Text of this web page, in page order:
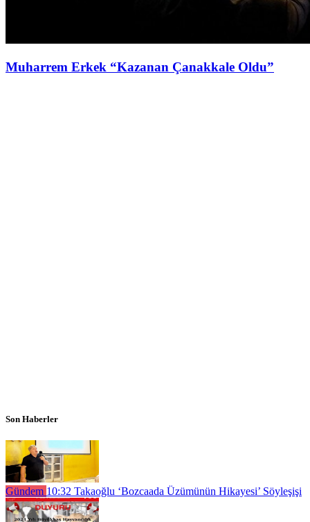
Muharrem Erkek “Kazanan Çanakkale Oldu”
Son Haberler
Gündem 10:32 Takaoğlu ‘Bozcaada Üzümünün Hikayesi’ Söyleşişi